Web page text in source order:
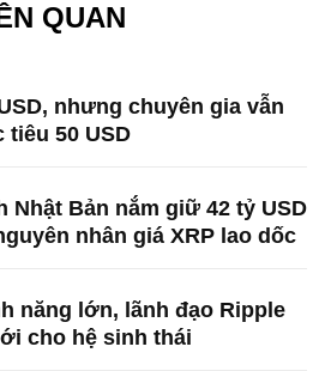
QUAN
nhưng chuyên gia vẫn
50 USD
Nhật Bản nắm giữ 42 tỷ USD
nhân giá XRP lao dốc
năng lớn, lãnh đạo Ripple
cho hệ sinh thái